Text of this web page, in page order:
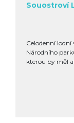
Souostroví
Celodenní
Národního
kterou by měl